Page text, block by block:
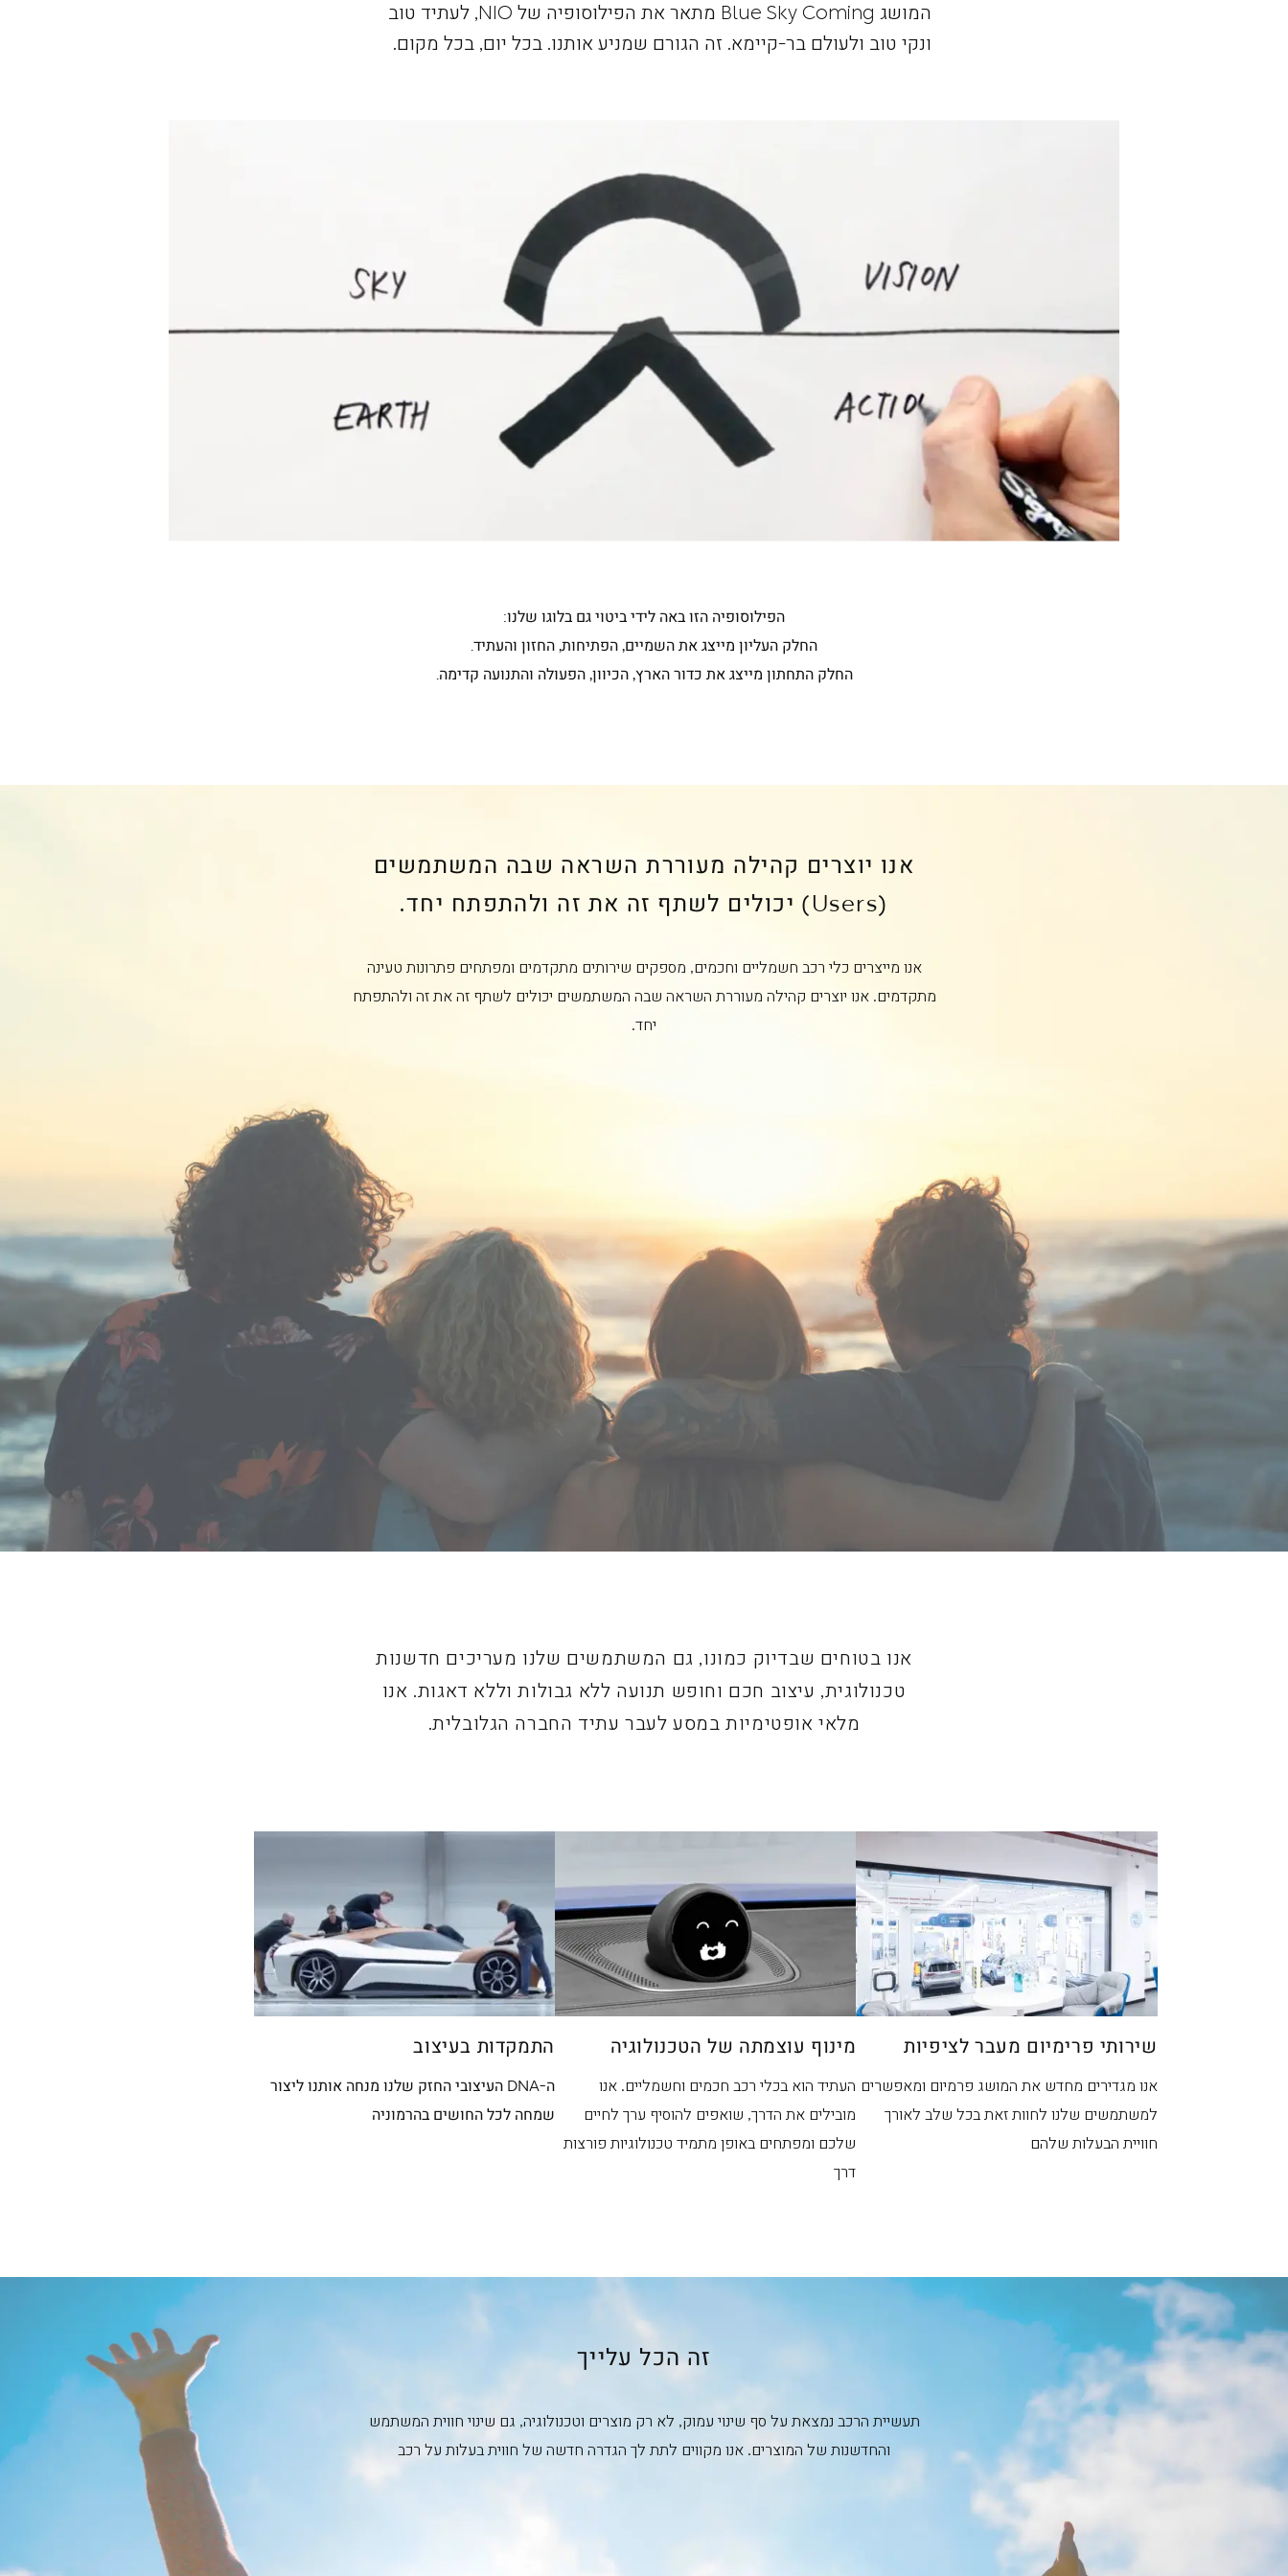
המושג Blue Sky Coming מתאר את הפילוסופיה של NIO, לעתיד טוב
ונקי טוב ולעולם בר-קיימא. זה הגורם שמניע אותנו. בכל יום, בכל מקום.
הפילוסופיה הזו באה לידי ביטוי גם בלוגו שלנו:
החלק העליון מייצג את השמיים, הפתיחות, החזון והעתיד.
החלק התחתון מייצג את כדור הארץ, הכיוון, הפעולה והתנועה קדימה.
אנו יוצרים קהילה מעוררת השראה שבה המשתמשים
(Users) יכולים לשתף זה את זה ולהתפתח יחד.
אנו מייצרים כלי רכב חשמליים וחכמים, מספקים שירותים מתקדמים ומפתחים פתרונות טעינה
מתקדמים. אנו יוצרים קהילה מעוררת השראה שבה המשתמשים יכולים לשתף זה את זה ולהתפתח
יחד.
אנו בטוחים שבדיוק כמונו, גם המשתמשים שלנו מעריכים חדשנות
טכנולוגית, עיצוב חכם וחופש תנועה ללא גבולות וללא דאגות. אנו
מלאי אופטימיות במסע לעבר עתיד החברה הגלובלית.
שירותי פרימיום מעבר לציפיות
אנו מגדירים מחדש את המושג פרמיום ומאפשרים
למשתמשים שלנו לחוות זאת בכל שלב לאורך
חוויית הבעלות שלהם
מינוף עוצמתה של הטכנולוגיה
העתיד הוא בכלי רכב חכמים וחשמליים. אנו
מובילים את הדרך, שואפים להוסיף ערך לחיים
שלכם ומפתחים באופן מתמיד טכנולוגיות פורצות
דרך
התמקדות בעיצוב
ה-DNA העיצובי החזק שלנו מנחה אותנו ליצור
שמחה לכל החושים בהרמוניה
זה הכל עלייך
תעשיית הרכב נמצאת על סף שינוי עמוק, לא רק מוצרים וטכנולוגיה, גם שינוי חווית המשתמש
והחדשנות של המוצרים. אנו מקווים לתת לך הגדרה חדשה של חווית בעלות על רכב